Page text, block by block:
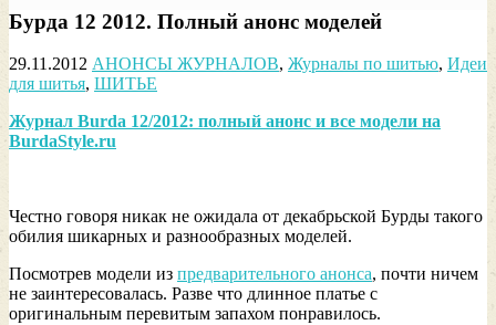
Бурда 12 2012. Полный анонс моделей
29.11.2012 АНОНСЫ ЖУРНАЛОВ, Журналы по шитью, Идеи
для шитья, ШИТЬЕ
Журнал Burda 12/2012: полный анонс и все модели на
BurdaStyle.ru
Честно говоря никак не ожидала от декабрьской Бурды такого
обилия шикарных и разнообразных моделей.
Посмотрев модели из предварительного анонса, почти ничем
не заинтересовалась. Разве что длинное платье с
оригинальным перевитым запахом понравилось.